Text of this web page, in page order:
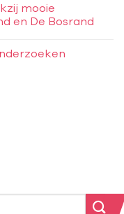
mooie
en De Bosrand